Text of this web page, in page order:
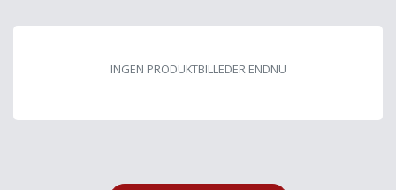
INGEN PRODUKTBILLEDER ENDNU